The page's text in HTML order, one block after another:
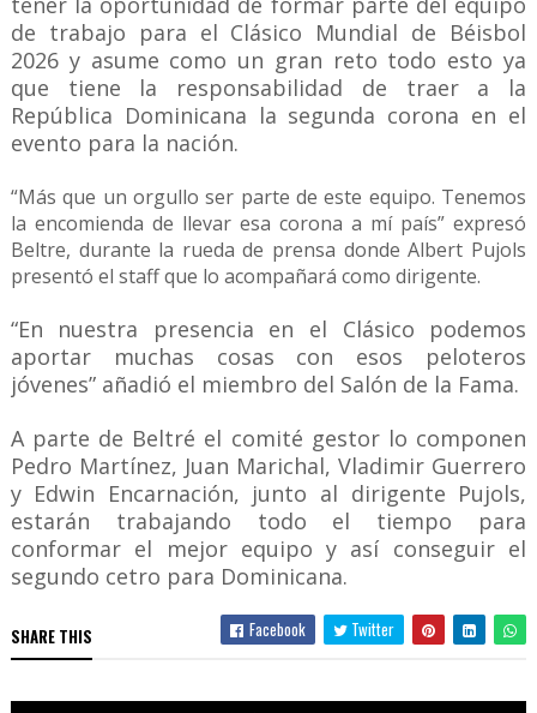
de trabajo para el Clásico Mundial de Béisbol
2026 y asume como un gran reto todo esto ya
que tiene la responsabilidad de traer a la
República Dominicana la segunda corona en el
evento para la nación.
“Más que un orgullo ser parte de este equipo. Tenemos
la encomienda de llevar esa corona a mí país” expresó
Beltre, durante la rueda de prensa donde Albert Pujols
presentó el staff que lo acompañará como dirigente.
“En nuestra presencia en el Clásico podemos
aportar muchas cosas con esos peloteros
jóvenes” añadió el miembro del Salón de la Fama.
A parte de Beltré el comité gestor lo componen
Pedro Martínez, Juan Marichal, Vladimir Guerrero
y Edwin Encarnación, junto al dirigente Pujols,
estarán trabajando todo el tiempo para
conformar el mejor equipo y así conseguir el
segundo cetro para Dominicana.
SHARE THIS Facebook Twitter